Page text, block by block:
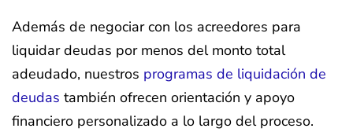
Además de negociar con los acreedores para
liquidar deudas por menos del monto total
adeudado, nuestros programas de liquidación de
deudas también ofrecen orientación y apoyo
financiero personalizado a lo largo del proceso.